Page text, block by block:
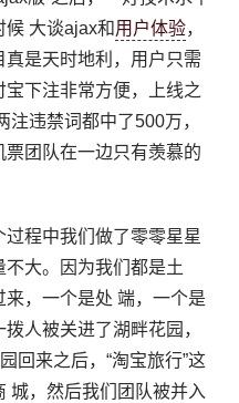
候 大谈ajax和用户体验，
是天时地利，用户只需
下注非常方便，上线之
违禁词都中了500万，
团队在一边只有羡慕的
程中我们做了零零星星
大。因为我们都是土
，一个是处 端，一个是
人被关进了湖畔花园，
回来之后，“淘宝旅行”这
城，然后我们团队被并入